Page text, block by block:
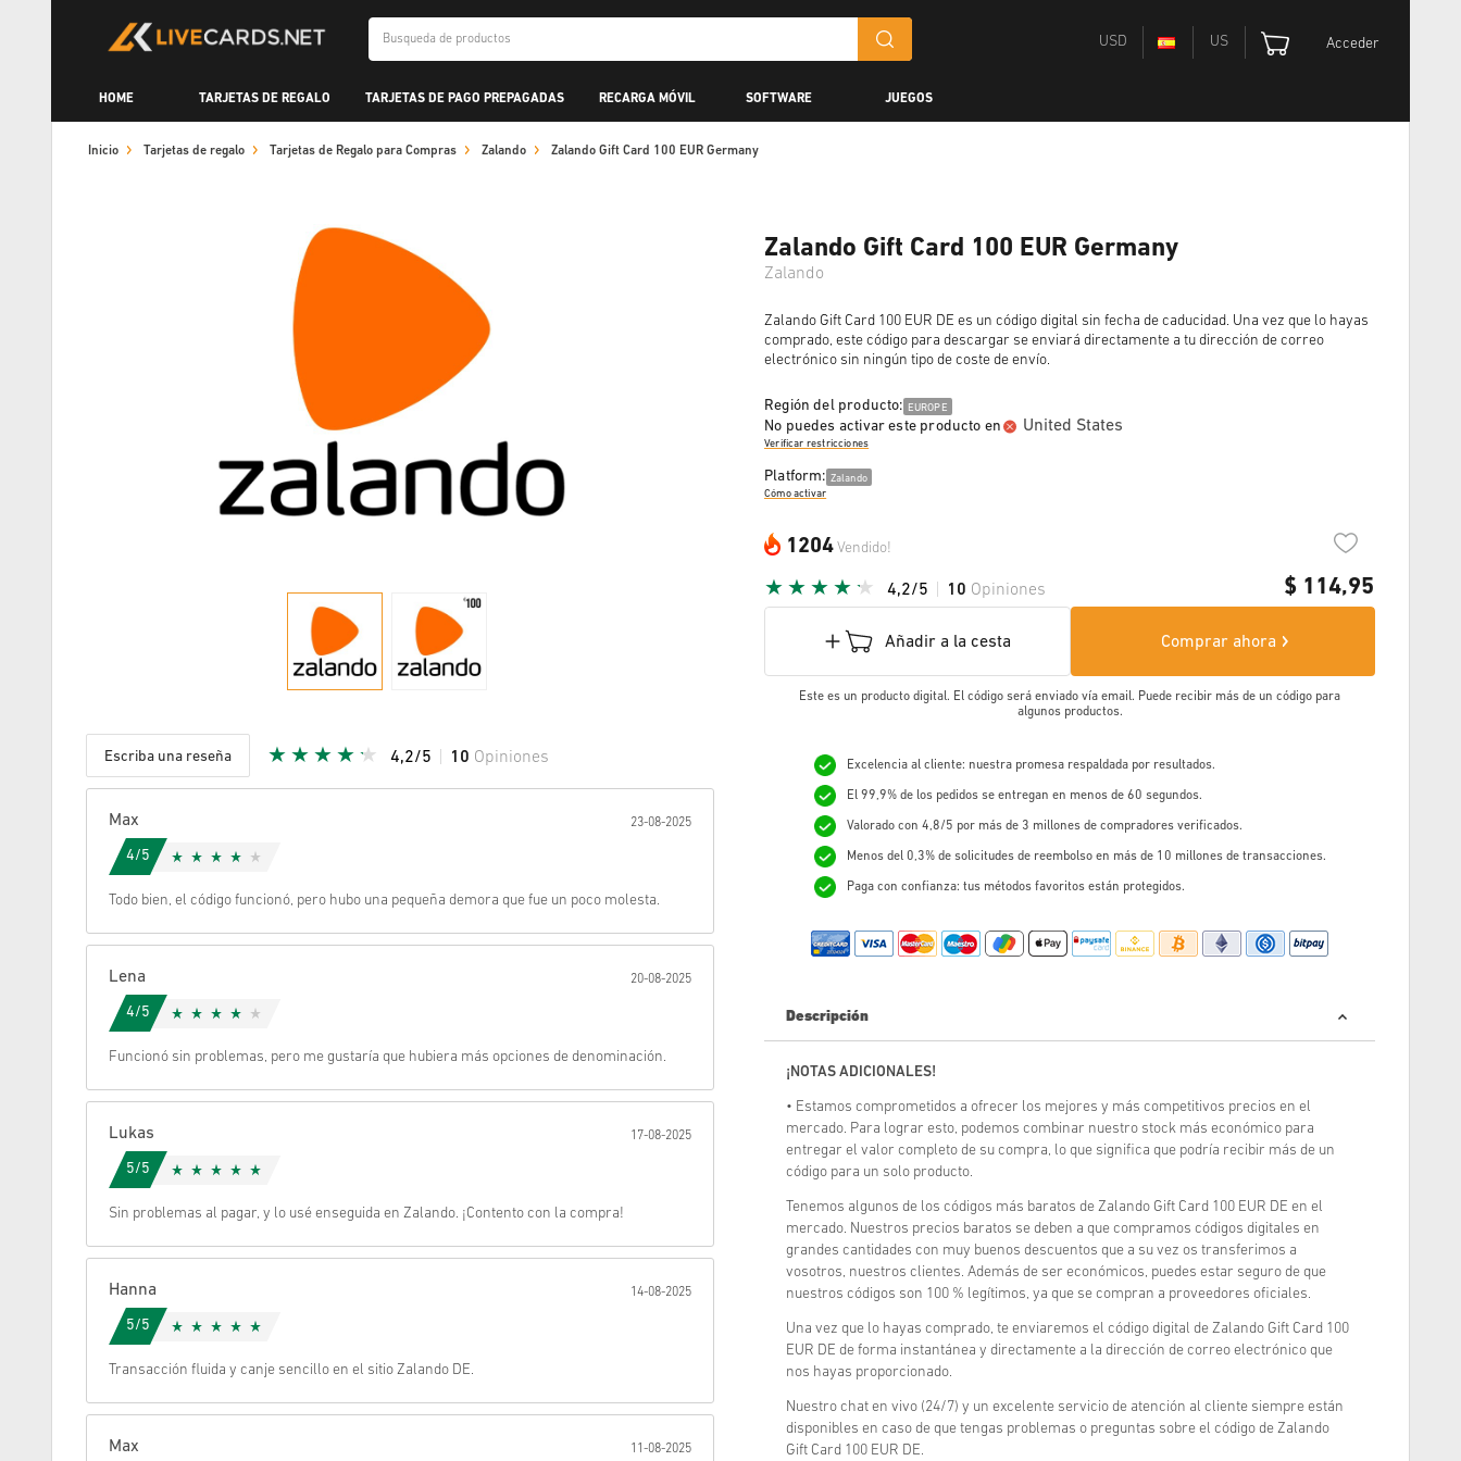
USD US Acceder
HOME TARJETAS DE REGALO TARJETAS DE PAGO PREPAGADAS RECARGA MÓVIL SOFTWARE JUEGOS
Inicio Tarjetas de regalo Tarjetas de Regalo para Compras Zalando Zalando Gift Card 100 EUR Germany
Escriba una reseña 4,2/5 10 Opiniones
Cancelar
Max 23-08-2025
4/5
Todo bien, el código funcionó, pero hubo una pequeña demora que fue un poco molesta.
Lena 20-08-2025
4/5
Funcionó sin problemas, pero me gustaría que hubiera más opciones de denominación.
Lukas 17-08-2025
5/5
Sin problemas al pagar, y lo usé enseguida en Zalando. ¡Contento con la compra!
Hanna 14-08-2025
5/5
Transacción fluida y canje sencillo en el sitio Zalando DE.
Max 11-08-2025
Zalando Gift Card 100 EUR Germany
Zalando
Zalando Gift Card 100 EUR DE es un código digital sin fecha de caducidad. Una vez que lo hayas
comprado, este código para descargar se enviará directamente a tu dirección de correo
electrónico sin ningún tipo de coste de envío.
Región del producto: EUROPE
No puedes activar este producto en United States
Verificar restricciones
Platform: Zalando
Cómo activar
1204 Vendido!
$ 114,95
4,2/5 10 Opiniones
Añadir a la cesta Comprar ahora
Este es un producto digital. El código será enviado vía email. Puede recibir más de un código para
algunos productos.
Excelencia al cliente: nuestra promesa respaldada por resultados.
El 99,9% de los pedidos se entregan en menos de 60 segundos.
Valorado con 4,8/5 por más de 3 millones de compradores verificados.
Menos del 0,3% de solicitudes de reembolso en más de 10 millones de transacciones.
Paga con confianza: tus métodos favoritos están protegidos.
Descripción
¡NOTAS ADICIONALES!
• Estamos comprometidos a ofrecer los mejores y más competitivos precios en el
mercado. Para lograr esto, podemos combinar nuestro stock más económico para
entregar el valor completo de su compra, lo que significa que podría recibir más de un
código para un solo producto.
Tenemos algunos de los códigos más baratos de Zalando Gift Card 100 EUR DE en el
mercado. Nuestros precios baratos se deben a que compramos códigos digitales en
grandes cantidades con muy buenos descuentos que a su vez os transferimos a
vosotros, nuestros clientes. Además de ser económicos, puedes estar seguro de que
nuestros códigos son 100 % legítimos, ya que se compran a proveedores oficiales.
Una vez que lo hayas comprado, te enviaremos el código digital de Zalando Gift Card 100
EUR DE de forma instantánea y directamente a la dirección de correo electrónico que
nos hayas proporcionado.
Nuestro chat en vivo (24/7) y un excelente servicio de atención al cliente siempre están
disponibles en caso de que tengas problemas o preguntas sobre el código de Zalando
Gift Card 100 EUR DE.